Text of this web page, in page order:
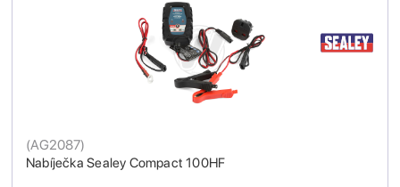
Nabíječka Sealey Compact 100HF
(AG2087)